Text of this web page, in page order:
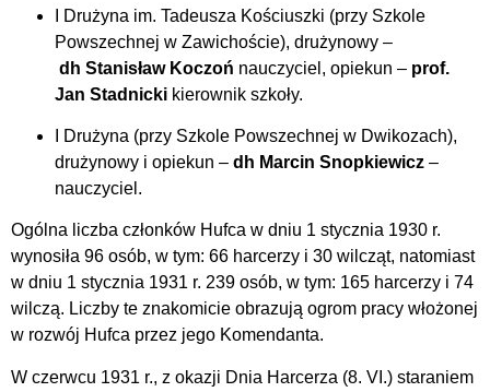
I Drużyna im. Tadeusza Kościuszki (przy Szkole
Powszechnej w Zawichoście), drużynowy –
dh Stanisław Koczoń nauczyciel, opiekun – prof.
Jan Stadnicki kierownik szkoły.
I Drużyna (przy Szkole Powszechnej w Dwikozach),
drużynowy i opiekun – dh Marcin Snopkiewicz –
nauczyciel.
Ogólna liczba członków Hufca w dniu 1 stycznia 1930 r.
wynosiła 96 osób, w tym: 66 harcerzy i 30 wilcząt, natomiast
w dniu 1 stycznia 1931 r. 239 osób, w tym: 165 harcerzy i 74
wilczą. Liczby te znakomicie obrazują ogrom pracy włożonej
w rozwój Hufca przez jego Komendanta.
W czerwcu 1931 r., z okazji Dnia Harcerza (8. VI.) staraniem